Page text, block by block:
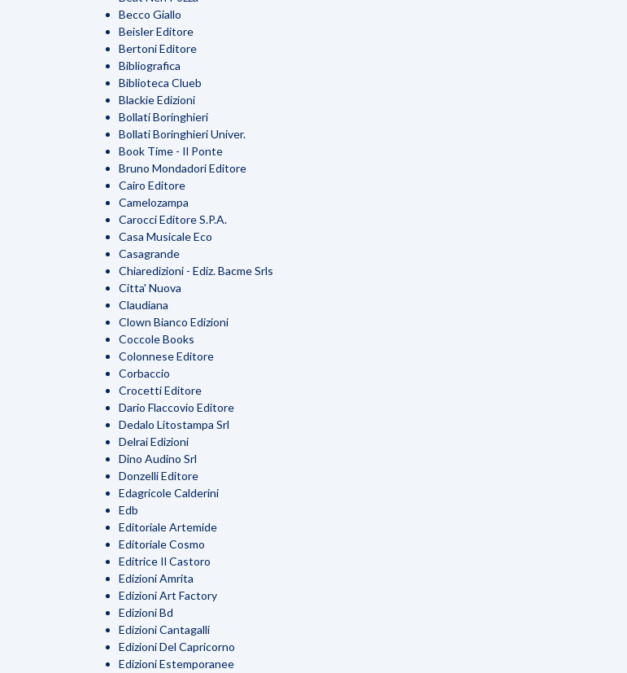
Becco Giallo
Beisler Editore
Bertoni Editore
Bibliografica
Biblioteca Clueb
Blackie Edizioni
Bollati Boringhieri
Bollati Boringhieri Univer.
Book Time - Il Ponte
Bruno Mondadori Editore
Cairo Editore
Camelozampa
Carocci Editore S.P.A.
Casa Musicale Eco
Casagrande
Chiaredizioni - Ediz. Bacme Srls
Citta' Nuova
Claudiana
Clown Bianco Edizioni
Coccole Books
Colonnese Editore
Corbaccio
Crocetti Editore
Dario Flaccovio Editore
Dedalo Litostampa Srl
Delrai Edizioni
Dino Audino Srl
Donzelli Editore
Edagricole Calderini
Edb
Editoriale Artemide
Editoriale Cosmo
Editrice Il Castoro
Edizioni Amrita
Edizioni Art Factory
Edizioni Bd
Edizioni Cantagalli
Edizioni Del Capricorno
Edizioni Estemporanee